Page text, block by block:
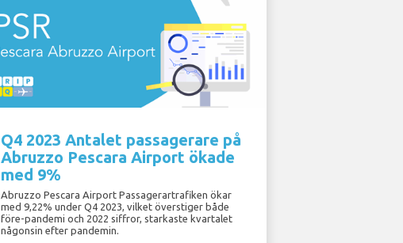
Q4 2023 Antalet passagerare på
Abruzzo Pescara Airport ökade
med 9%
Abruzzo Pescara Airport Passagerartrafiken ökar
med 9,22% under Q4 2023, vilket överstiger både
före-pandemi och 2022 siffror, starkaste kvartalet
någonsin efter pandemin.